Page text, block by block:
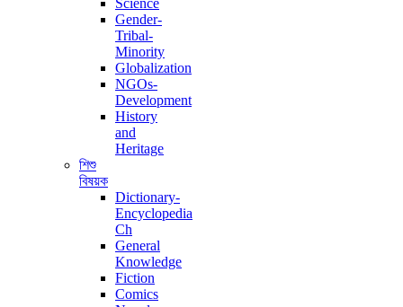
Gender-
Tribal-
Minority
Globalization
NGOs-
Development
History
and
Heritage
শিশু
বিষয়ক
Dictionary-
Encyclopedia
Ch
General
Knowledge
Fiction
Comics